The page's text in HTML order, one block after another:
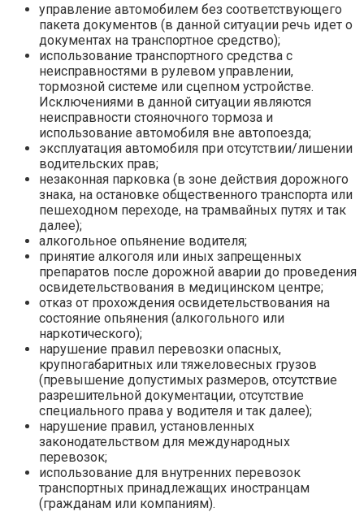
управление автомобилем без соответствующего
пакета документов (в данной ситуации речь идет о
документах на транспортное средство);
использование транспортного средства с
неисправностями в рулевом управлении,
тормозной системе или сцепном устройстве.
Исключениями в данной ситуации являются
неисправности стояночного тормоза и
использование автомобиля вне автопоезда;
эксплуатация автомобиля при отсутствии/лишении
водительских прав;
незаконная парковка (в зоне действия дорожного
знака, на остановке общественного транспорта или
пешеходном переходе, на трамвайных путях и так
далее);
алкогольное опьянение водителя;
принятие алкоголя или иных запрещенных
препаратов после дорожной аварии до проведения
освидетельствования в медицинском центре;
отказ от прохождения освидетельствования на
состояние опьянения (алкогольного или
наркотического);
нарушение правил перевозки опасных,
крупногабаритных или тяжеловесных грузов
(превышение допустимых размеров, отсутствие
разрешительной документации, отсутствие
специального права у водителя и так далее);
нарушение правил, установленных
законодательством для международных
перевозок;
использование для внутренних перевозок
транспортных принадлежащих иностранцам
(гражданам или компаниям).